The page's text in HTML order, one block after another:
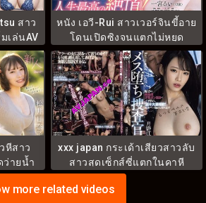
สาว
เล่นAV
หนัง เอวี-Rui สาวเวอร์จินขี้อาย
โดนเปิดซิงจนแตกไม่หยุด
START-317
หีสาว
ว่ายน้ำ
xxx japan กระเด้าเสียวสาวลับ
สาวสุดเซ็กส์ซี่แตกในคาหี
DASS-421
more related videos